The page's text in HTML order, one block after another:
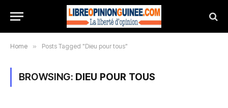
Home » Posts Tagged "Dieu pour tous"
BROWSING: DIEU POUR TOUS